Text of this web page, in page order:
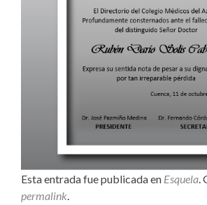
Esta entrada fue publicada en Esquela.
permalink.